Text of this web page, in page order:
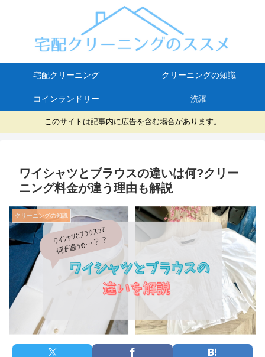
宅配クリーニング クリーニングの知識
コインランドリー 洗濯
このサイトは記事内に広告を含む場合があります。
ワイシャツとブラウスの違いは何?クリー
ニング料金が違う理由も解説
クリーニングの知識